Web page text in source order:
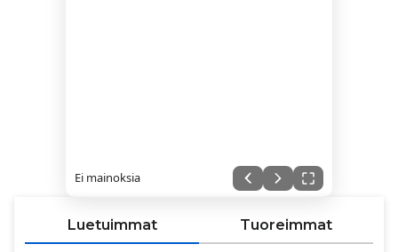
Ei mainoksia
Luetuimmat Tuoreimmat